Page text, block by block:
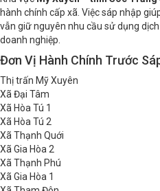
Khu vựcMỹ Xuyên – tỉnh Sóc Trăng
hành chính cấp xã. Việc sáp nhập
vẫn giữ nguyên nhu cầu sử dụng
doanh nghiệp.
Đơn Vị Hành Chính Trước
Thị trấn Mỹ Xuyên
Xã Đại Tâm
Xã Hòa Tú 1
Xã Hòa Tú 2
Xã Thạnh Quới
Xã Gia Hòa 2
Xã Thạnh Phú
Xã Gia Hòa 1